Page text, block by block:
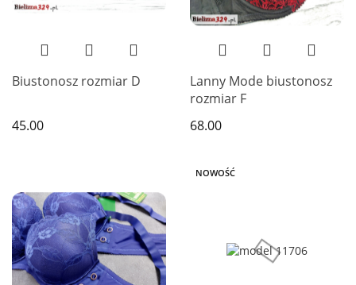
Biustonosz rozmiar D
45.00
Lanny Mode biustonosz
rozmiar F
68.00
NOWOŚĆ